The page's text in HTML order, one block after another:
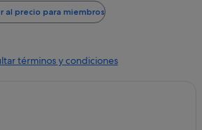
al precio para miembros
términos y condiciones